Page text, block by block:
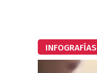
INFOGRAFÍAS